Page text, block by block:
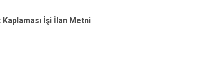
Kaplaması İşi İlan Metni